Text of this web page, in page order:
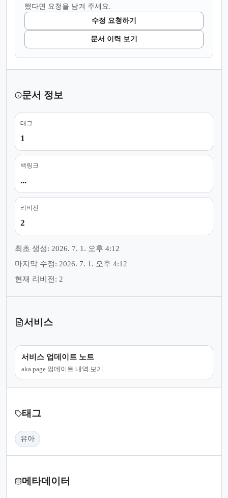
했다면 요청을 남겨 주세요.
수정 요청하기
문서 이력 보기
문서 정보
태그
1
백링크
...
리비전
2
최초 생성: 2026. 7. 1. 오후 4:12
마지막 수정: 2026. 7. 1. 오후 4:12
현재 리비전: 2
서비스
서비스 업데이트 노트
aka.page 업데이트 내역 보기
태그
유아
메타데이터